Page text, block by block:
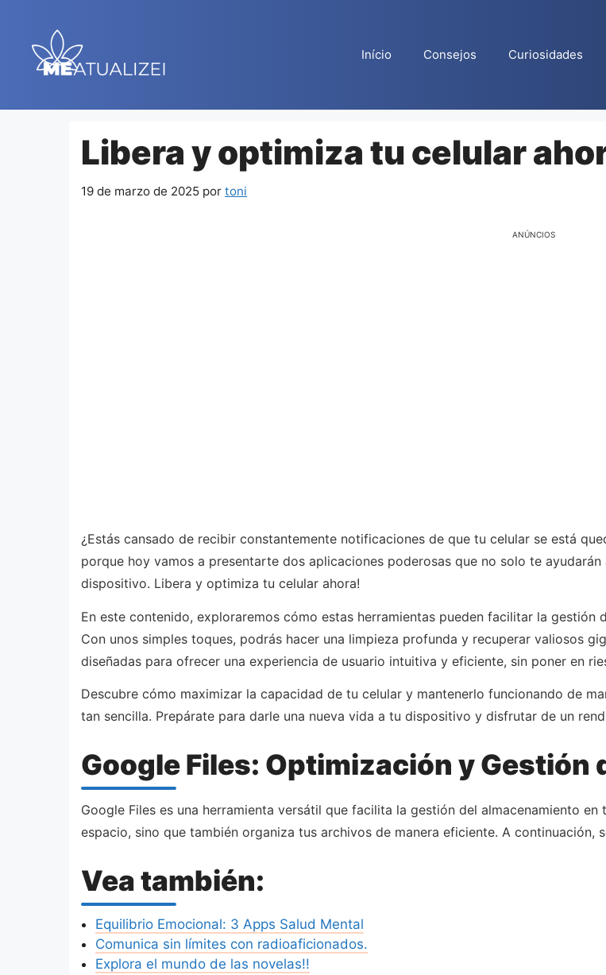
contenido
Início Consejos Curiosidades
Libera y optimiza tu celular
19 de marzo de 2025 por toni
ANÚNCIOS
¿Estás cansado de recibir constantemente notificaciones de que tu celular se está
porque hoy vamos a presentarte dos aplicaciones poderosas que no solo te
dispositivo. Libera y optimiza tu celular ahora!
En este contenido, exploraremos cómo estas herramientas pueden facilitar la
Con unos simples toques, podrás hacer una limpieza profunda y recuperar valiosos
diseñadas para ofrecer una experiencia de usuario intuitiva y eficiente, sin poner en
Descubre cómo maximizar la capacidad de tu celular y mantenerlo funcionando de
tan sencilla. Prepárate para darle una nueva vida a tu dispositivo y disfrutar de un
Google Files: Optimización y Gestión
Google Files es una herramienta versátil que facilita la gestión del almacenamiento
espacio, sino que también organiza tus archivos de manera eficiente. A continuación,
Vea también:
Equilibrio Emocional: 3 Apps Salud Mental
Comunica sin límites con radioaficionados.
Explora el mundo de las novelas!!